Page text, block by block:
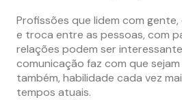
Profissões que lidem com
e troca entre as pessoas, com
relações podem ser
comunicação faz com que
também, habilidade cada vez
tempos atuais.